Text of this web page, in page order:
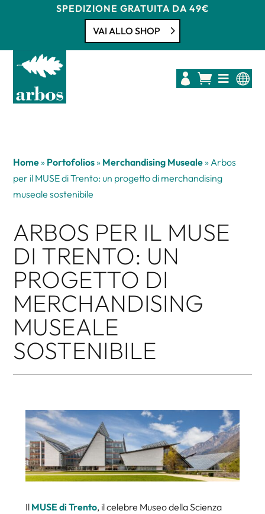
SPEDIZIONE GRATUITA DA 49€
VAI ALLO SHOP
   
Home » Portofolios » Merchandising Museale » Arbos
per il MUSE di Trento: un progetto di merchandising
museale sostenibile
ARBOS PER IL MUSE
DI TRENTO: UN
PROGETTO DI
MERCHANDISING
MUSEALE
SOSTENIBILE
Il MUSE di Trento, il celebre Museo della Scienza